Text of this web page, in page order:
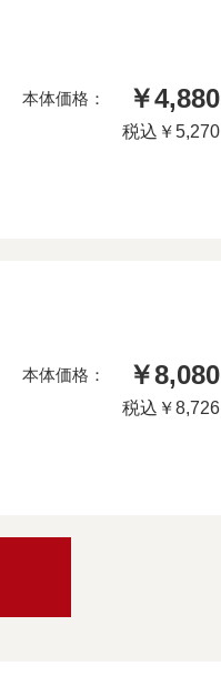
本体価格： ￥4,880
税込 ￥5,270
本体価格： ￥8,080
税込 ￥8,726